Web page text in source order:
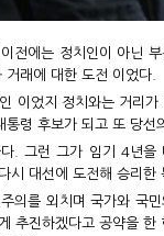
전에는 정치인이 아닌
래에 대한 도전 이었다.
이었지 정치와는 거리
령 후보가 되고 또 당선
. 그런 그가 임기 4년을
시 대선에 도전해 승리한
의를 외치며 국가와 국
추진하겠다고 공약을 한